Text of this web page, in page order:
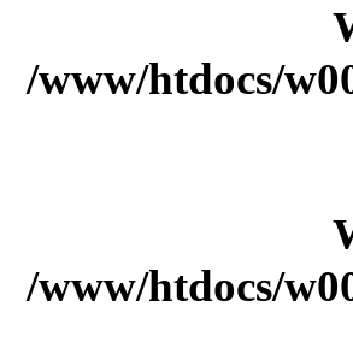
/www/htdocs/
/www/htdocs/